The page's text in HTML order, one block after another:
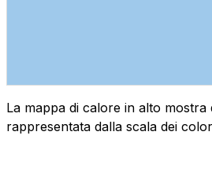
La mappa di calore in alto
rappresentata dalla scala dei